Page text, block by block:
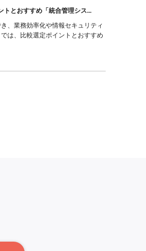
トとおすすめ「統合管理シス...
、業務効率化や情報セキュリティ
は、比較選定ポイントとおすすめ